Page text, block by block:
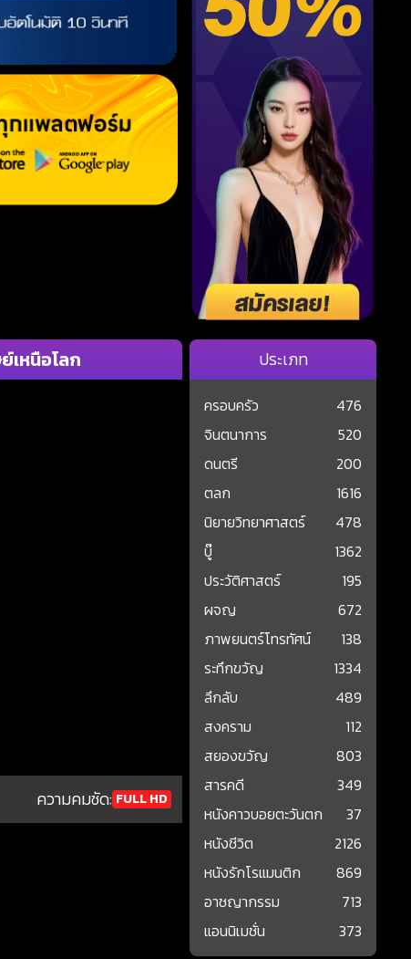
เหนือโลก
ความคมชัด: FULL HD
ประเภท
ครอบครัว
476
จินตนาการ
520
ดนตรี
200
ตลก
1616
นิยายวิทยาศาสตร์
478
บู๊
1362
ประวัติศาสตร์
195
ผจญ
672
ภาพยนตร์โทรทัศน์
138
ระทึกขวัญ
1334
ลึกลับ
489
สงคราม
112
สยองขวัญ
803
สารคดี
349
หนังคาวบอยตะวันตก
37
หนังชีวิต
2126
หนังรักโรแมนติก
869
อาชญากรรม
713
แอนนิเมชั่น
373